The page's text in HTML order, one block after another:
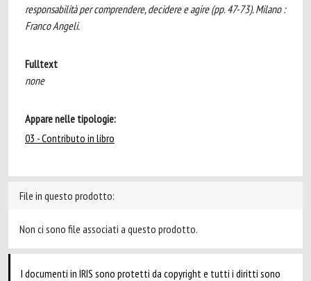
responsabilità per comprendere, decidere e agire (pp. 47-73). Milano :
Franco Angeli.
Fulltext
none
Appare nelle tipologie:
03 - Contributo in libro
File in questo prodotto:
Non ci sono file associati a questo prodotto.
I documenti in IRIS sono protetti da copyright e tutti i diritti sono